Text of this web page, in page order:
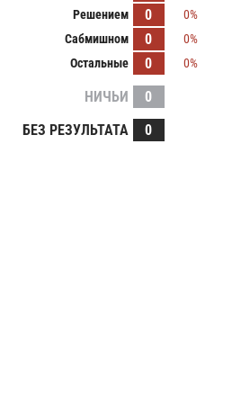
Решением
0
0%
Сабмишном
0
0%
Остальные
0 0%
НИЧЬИ
0
БЕЗ РЕЗУЛЬТАТА
0